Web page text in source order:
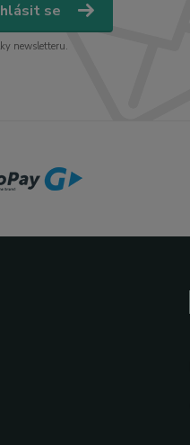
se
newsletteru.